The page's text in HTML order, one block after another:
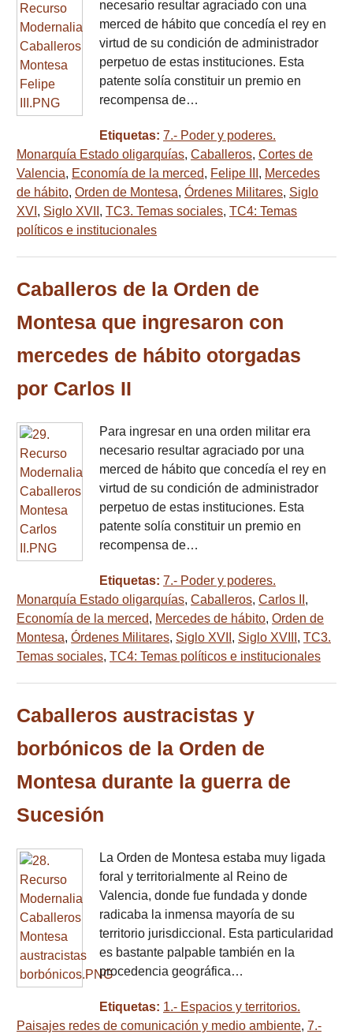
necesario resultar agraciado con una
merced de hábito que concedía el rey en
virtud de su condición de administrador
perpetuo de estas instituciones. Esta
patente solía constituir un premio en
recompensa de…
Etiquetas: 7.- Poder y poderes.
Monarquía Estado oligarquías, Caballeros, Cortes de
Valencia, Economía de la merced, Felipe III , Mercedes
de hábito, Orden de Montesa, Órdenes Militares, Siglo
XVI , Siglo XVII , TC3. Temas sociales, TC4: Temas
políticos e institucionales
Caballeros de la Orden de
Montesa que ingresaron con
mercedes de hábito otorgadas
por Carlos II
Para ingresar en una orden militar era
necesario resultar agraciado por una
merced de hábito que concedía el rey en
virtud de su condición de administrador
perpetuo de estas instituciones. Esta
patente solía constituir un premio en
recompensa de…
Etiquetas: 7.- Poder y poderes.
Monarquía Estado oligarquías, Caballeros, Carlos II ,
Economía de la merced, Mercedes de hábito, Orden de
Montesa, Órdenes Militares, Siglo XVII , Siglo XVIII , TC3.
Temas sociales, TC4: Temas políticos e institucionales
Caballeros austracistas y
borbónicos de la Orden de
Montesa durante la guerra de
Sucesión
La Orden de Montesa estaba muy ligada
foral y territorialmente al Reino de
Valencia, donde fue fundada y donde
radicaba la inmensa mayoría de su
territorio jurisdiccional. Esta particularidad
es bastante palpable también en la
procedencia geográfica…
Etiquetas: 1.- Espacios y territorios.
Paisajes redes de comunicación y medio ambiente, 7.-